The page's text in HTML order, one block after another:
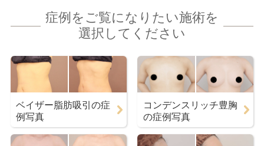
症例をご覧になりたい施術を
選択してください
ベイザー脂肪吸引の症
例写真
コンデンスリッチ豊胸
の症例写真